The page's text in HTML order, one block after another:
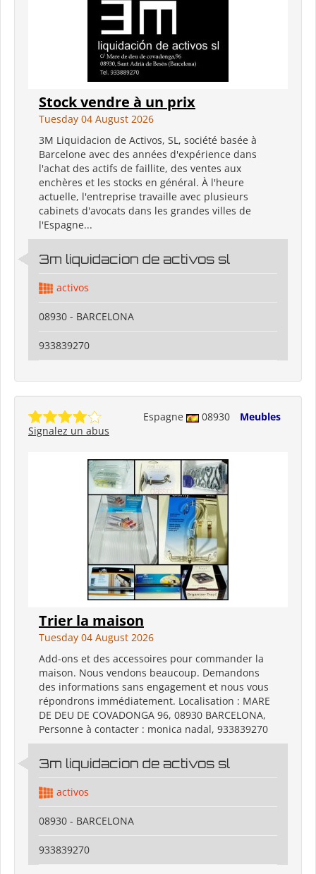
Stock vendre à un prix
Tuesday 04 August 2026
3M Liquidacion de Activos, SL, société basée à
Barcelone avec des années d'expérience dans
l'achat des actifs de faillite, des ventes aux
enchères et les stocks en général. À l'heure
actuelle, l'entreprise travaille avec plusieurs
cabinets d'avocats dans les grandes villes de
l'Espagne...
3m liquidacion de activos sl
activos
08930 - BARCELONA
933839270
Espagne 08930
Meubles
Signalez un abus
Trier la maison
Tuesday 04 August 2026
Add-ons et des accessoires pour commander la
maison. Nous vendons beaucoup. Demandons
des informations sans engagement et nous vous
répondrons immédiatement. Localisation : MARE
DE DEU DE COVADONGA 96, 08930 BARCELONA,
Personne à contacter : monica nadal, 933839270
3m liquidacion de activos sl
activos
08930 - BARCELONA
933839270